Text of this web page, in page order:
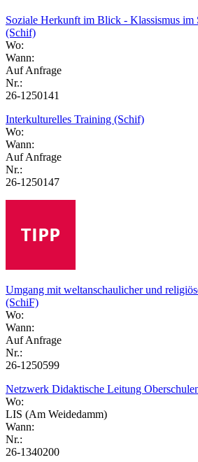
Soziale Herkunft im Blick - Klassismus im
(Schif)
Wo:
Wann:
Auf Anfrage
Nr.:
26-1250141
Interkulturelles Training (Schif)
Wo:
Wann:
Auf Anfrage
Nr.:
26-1250147
Umgang mit weltanschaulicher und
(SchiF)
Wo:
Wann:
Auf Anfrage
Nr.:
26-1250599
Netzwerk Didaktische Leitung
Wo:
LIS (Am Weidedamm)
Wann:
Nr.:
26-1340200